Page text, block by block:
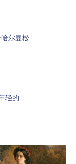
尔曼松
轻的